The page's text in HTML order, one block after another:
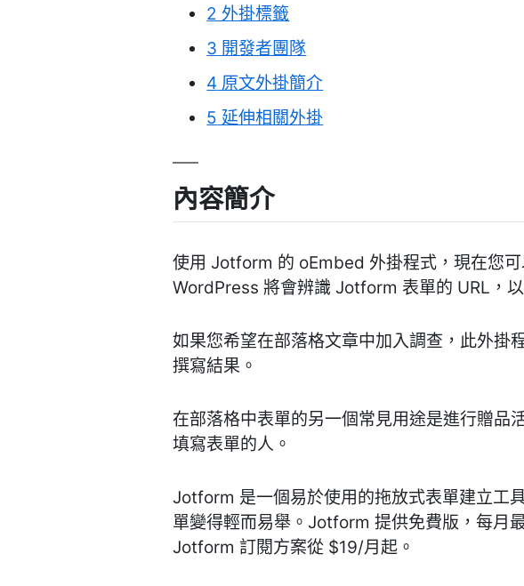
2 外掛標籤
3 開發者團隊
4 原文外掛簡介
5 延伸相關外掛
內容簡介
使用 Jotform 的 oEmbed 外掛程式，現在您
WordPress 將會辨識 Jotform 表單的 URL，
如果您希望在部落格文章中加入調查，此外掛
撰寫結果。
在部落格中表單的另一個常見用途是進行贈品
填寫表單的人。
Jotform 是一個易於使用的拖放式表單建立工
單變得輕而易舉。Jotform 提供免費版，每月
Jotform 訂閱方案從 $19/月起。